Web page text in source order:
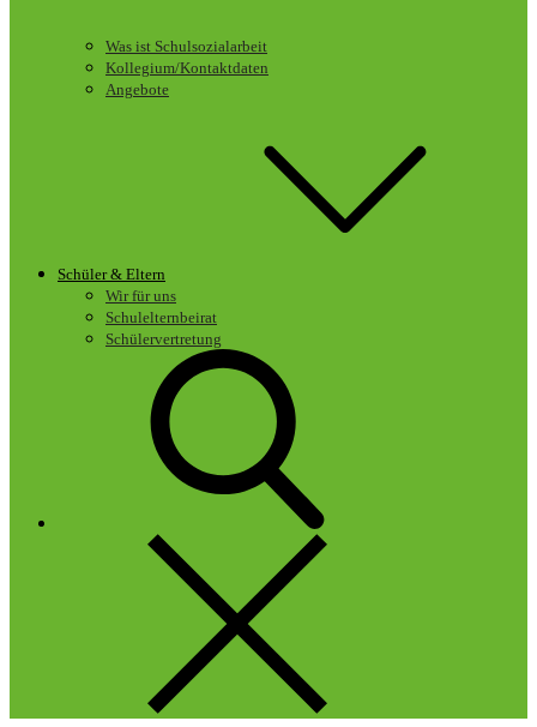
Was ist Schulsozialarbeit
Kollegium/Kontaktdaten
Angebote
Schüler & Eltern
Wir für uns
Schulelternbeirat
Schülervertretung